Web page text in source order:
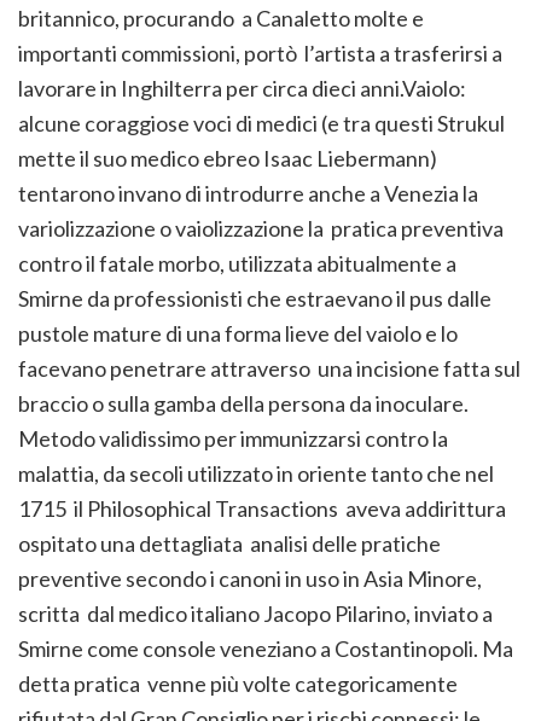
britannico, procurando a Canaletto molte e
importanti commissioni, portò l’artista a trasferirsi a
lavorare in Inghilterra per circa dieci anni.Vaiolo:
alcune coraggiose voci di medici (e tra questi Strukul
mette il suo medico ebreo Isaac Liebermann)
tentarono invano di introdurre anche a Venezia la
variolizzazione o vaiolizzazione la pratica preventiva
contro il fatale morbo, utilizzata abitualmente a
Smirne da professionisti che estraevano il pus dalle
pustole mature di una forma lieve del vaiolo e lo
facevano penetrare attraverso una incisione fatta sul
braccio o sulla gamba della persona da inoculare.
Metodo validissimo per immunizzarsi contro la
malattia, da secoli utilizzato in oriente tanto che nel
1715 il Philosophical Transactions aveva addirittura
ospitato una dettagliata analisi delle pratiche
preventive secondo i canoni in uso in Asia Minore,
scritta dal medico italiano Jacopo Pilarino, inviato a
Smirne come console veneziano a Costantinopoli. Ma
detta pratica venne più volte categoricamente